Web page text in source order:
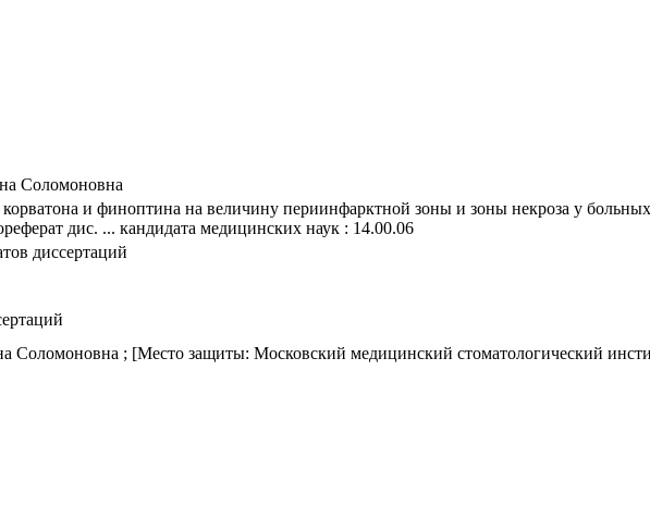
Соломоновна
и финоптина на величину периинфарктной зоны и зоны некроза у
дис. ... кандидата медицинских наук : 14.00.06
диссертаций
Соломоновна ; [Место защиты: Московский медицинский стоматологический